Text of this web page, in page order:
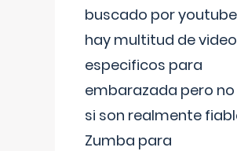
buscado por
hay multitud de
especificos para
embarazada pero no
si son realmente
Zumba para